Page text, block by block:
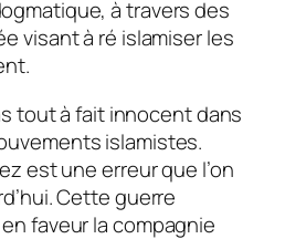
à travers des
visant à ré islamiser les
tout à fait innocent dans
islamistes.
est une erreur que l’on
Cette guerre
faveur la compagnie